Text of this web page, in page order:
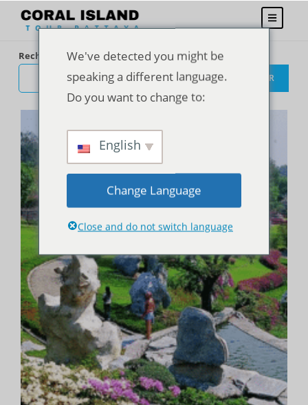
Rechercher
RECHERCHER
We've detected you might be
speaking a different language.
Do you want to change to:
English
Change Language
Close and do not switch language